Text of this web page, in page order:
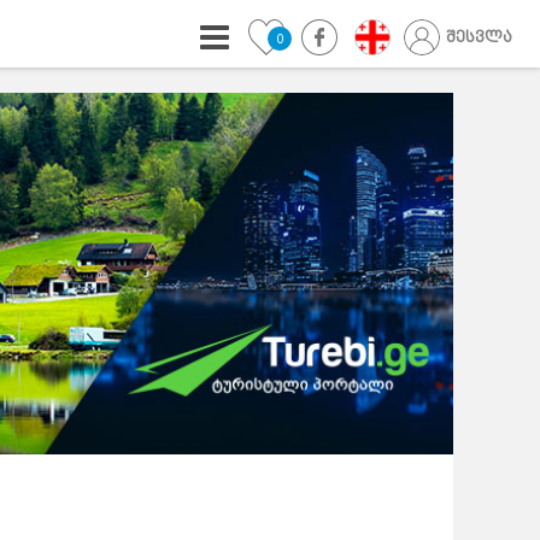
0 შესვლა